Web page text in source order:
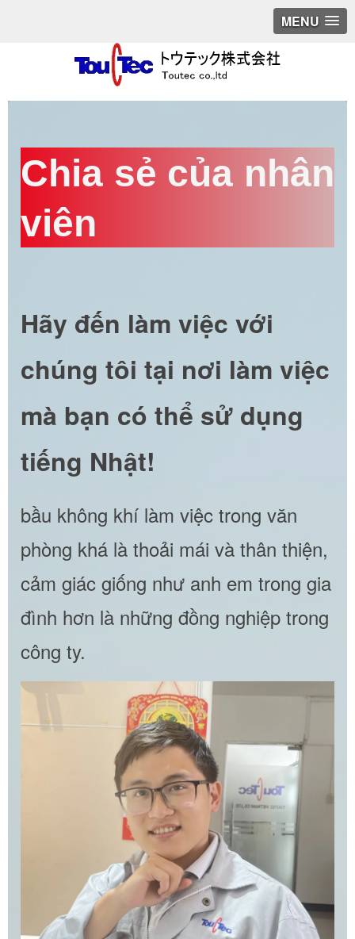
MENU
Chia sẻ của nhân
viên
Hãy đến làm việc với
chúng tôi tại nơi làm việc
mà bạn có thể sử dụng
tiếng Nhật!
bầu không khí làm việc trong văn
phòng khá là thoải mái và thân thiện,
cảm giác giống như anh em trong gia
đình hơn là những đồng nghiệp trong
công ty.